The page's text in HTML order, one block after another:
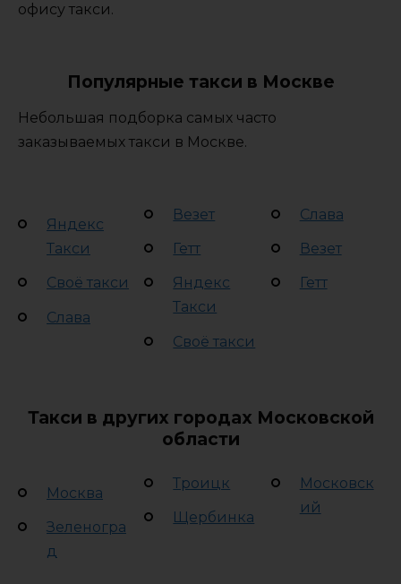
офису такси.
Популярные такси в Москве
Небольшая подборка самых часто
заказываемых такси в Москве.
Яндекс
Такси
Своё такси
Слава
Везет
Гетт
Яндекс
Такси
Своё такси
Слава
Везет
Гетт
Такси в других городах Московской
области
Москва
Зеленогра
д
Троицк
Щербинка
Московск
ий